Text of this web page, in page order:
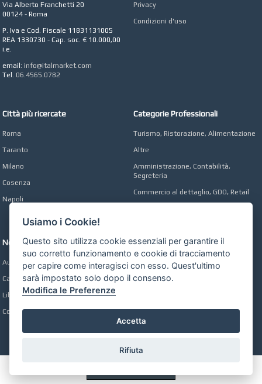
Via Alberto Franchetti 20
00124 - Roma
P. Iva e Cod. Fiscale 11831131005
REA 1330730 - Cap. soc. € 10.000,00
i.e.
email: info@italmarket.com
Tel. 06.4565.0782
Privacy
Condizioni d'uso
Città più ricercate
Roma
Taranto
Milano
Cosenza
Napoli
Categorie Professionali
Turismo, Ristorazione, Alimentazione
Altre
Amministrazione, Contabilità,
Segreteria
Commercio al dettaglio, GDO, Retail
Network
Automobili Online
Case Online
Libri Online
Compravendita
Usiamo i Cookie!
Questo sito utilizza cookie essenziali per garantire il
suo corretto funzionamento e cookie di tracciamento
per capire come interagisci con esso. Quest'ultimo
sarà impostato solo dopo il consenso.
Modifica le Preferenze
Accetta
Rifiuta